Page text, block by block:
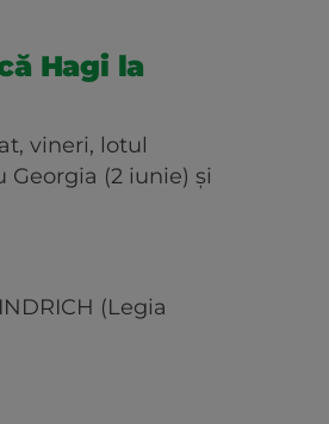
Hagi la
vineri, lotul
(2 iunie) și
(Legia